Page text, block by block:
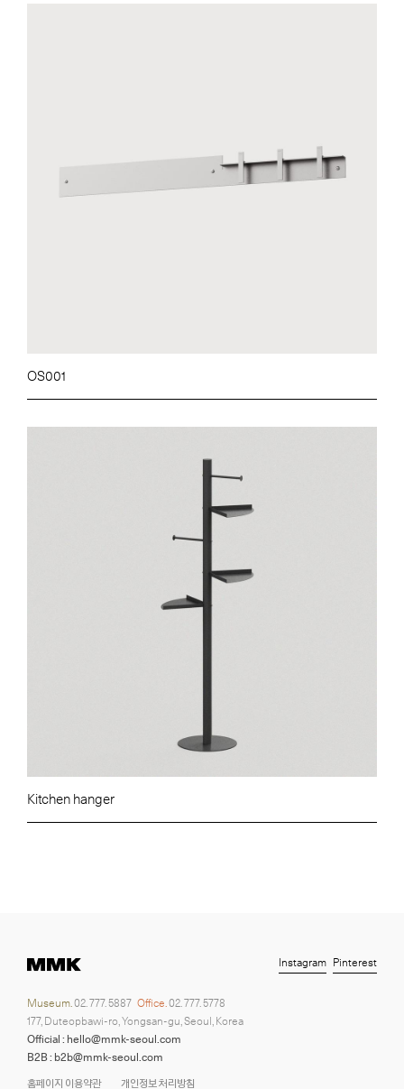
OS001
Kitchen hanger
홈페이지 이용약관 개인정보 처리방침
Museum.02. 777. 5887 Office.02. 777. 5778
177, Duteopbawi-ro, Yongsan-gu, Seoul, Korea
Official : hello@mmk-seoul.com
B2B : b2b@mmk-seoul.com
Instagram Pinterest